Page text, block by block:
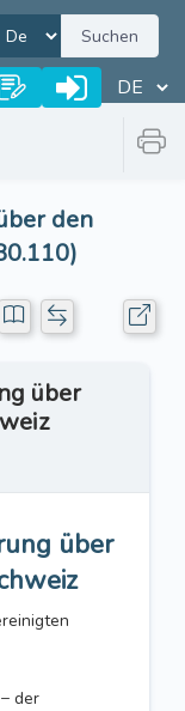
Suchen
den
über
über
der